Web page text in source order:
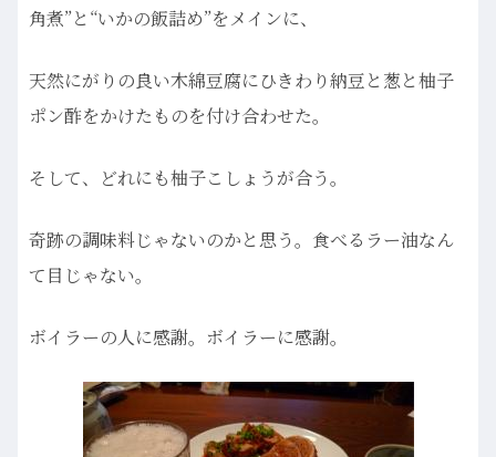
角煮”と“いかの飯詰め”をメインに、
天然にがりの良い木綿豆腐にひきわり納豆と葱と柚子
ポン酢をかけたものを付け合わせた。
そして、どれにも柚子こしょうが合う。
奇跡の調味料じゃないのかと思う。食べるラー油なん
て目じゃない。
ボイラーの人に感謝。ボイラーに感謝。